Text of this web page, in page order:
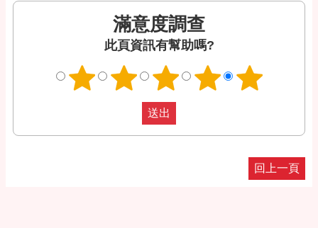
滿意度調查
此頁資訊有幫助嗎?
回上一頁